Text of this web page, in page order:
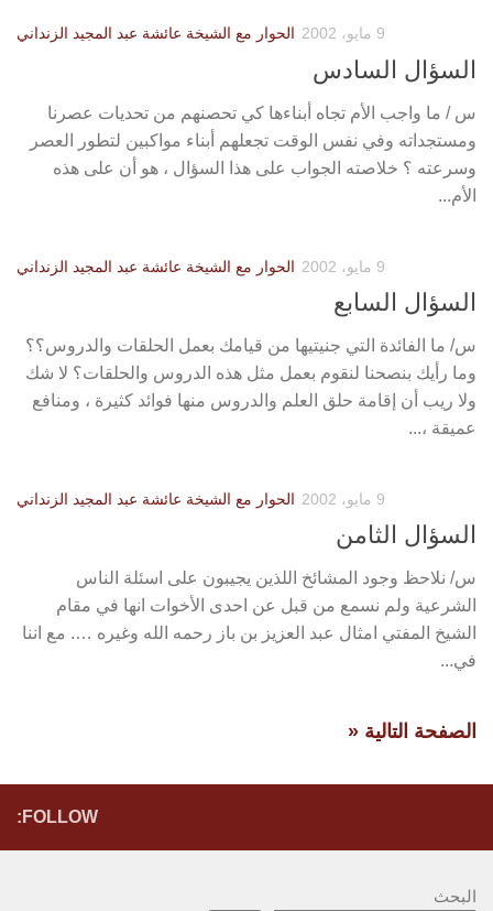
الحوار مع الشيخة عائشة عبد المجيد الزنداني 9 مايو، 2002
السؤال السادس
س / ما واجب الأم تجاه أبناءها كي تحصنهم من تحديات عصرنا
ومستجداته وفي نفس الوقت تجعلهم أبناء مواكبين لتطور العصر
وسرعته ؟ خلاصته الجواب على هذا السؤال ، هو أن على هذه
الأم...
الحوار مع الشيخة عائشة عبد المجيد الزنداني 9 مايو، 2002
السؤال السابع
س/ ما الفائدة التي جنيتيها من قيامك بعمل الحلقات والدروس؟؟
وما رأيك بنصحنا لنقوم بعمل مثل هذه الدروس والحلقات؟ لا شك
ولا ريب أن إقامة حلق العلم والدروس منها فوائد كثيرة ، ومنافع
عميقة ،...
الحوار مع الشيخة عائشة عبد المجيد الزنداني 9 مايو، 2002
السؤال الثامن
س/ نلاحظ وجود المشائخ اللذين يجيبون على اسئلة الناس
الشرعية ولم نسمع من قبل عن احدى الأخوات انها في مقام
الشيخ المفتي امثال عبد العزيز بن باز رحمه الله وغيره …. مع اننا
في...
الصفحة التالية «
FOLLOW:
البحث